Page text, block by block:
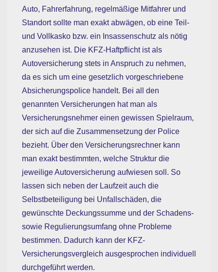
Auto, Fahrerfahrung, regelmäßige Mitfahrer und
Standort sollte man exakt abwägen, ob eine Teil-
und Vollkasko bzw. ein Insassenschutz als nötig
anzusehen ist. Die KFZ-Haftpflicht ist als
Autoversicherung stets in Anspruch zu nehmen,
da es sich um eine gesetzlich vorgeschriebene
Absicherungspolice handelt. Bei all den
genannten Versicherungen hat man als
Versicherungsnehmer einen gewissen Spielraum,
der sich auf die Zusammensetzung der Police
bezieht. Über den Versicherungsrechner kann
man exakt bestimmten, welche Struktur die
jeweilige Autoversicherung aufwiesen soll. So
lassen sich neben der Laufzeit auch die
Selbstbeteiligung bei Unfallschäden, die
gewünschte Deckungssumme und der Schadens-
sowie Regulierungsumfang ohne Probleme
bestimmen. Dadurch kann der KFZ-
Versicherungsvergleich ausgesprochen individuell
durchgeführt werden.